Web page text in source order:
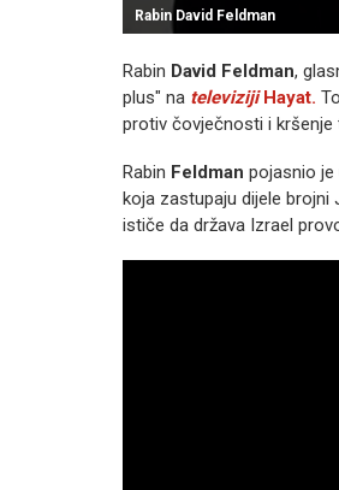
Rabin David Feldman
Rabin David Feldman,
plus" na televizijiHayat.
protiv čovječnosti i kršenje
Rabin Feldman pojasnio je
koja zastupaju dijele
ističe da država Izrael